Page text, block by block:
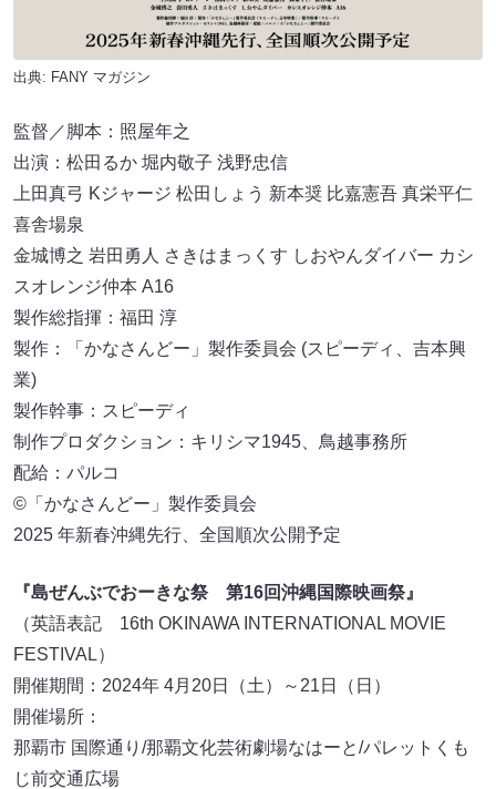
出典: FANY マガジン
監督／脚本：照屋年之
出演：松田るか 堀内敬子 浅野忠信
上田真弓 Kジャージ 松田しょう 新本奨 比嘉憲吾 真栄平仁
喜舎場泉
金城博之 岩田勇人 さきはまっくす しおやんダイバー カシ
スオレンジ仲本 A16
製作総指揮：福田 淳
製作：「かなさんどー」製作委員会 (スピーディ、吉本興
業)
製作幹事：スピーディ
制作プロダクション：キリシマ1945、鳥越事務所
配給：パルコ
©「かなさんどー」製作委員会
2025 年新春沖縄先⾏、全国順次公開予定
『島ぜんぶでおーきな祭 第16回沖縄国際映画祭』
（英語表記 16th OKINAWA INTERNATIONAL MOVIE
FESTIVAL）
開催期間：2024年 4月20日（土）～21日（日）
開催場所：
那覇市 国際通り/那覇文化芸術劇場なはーと/パレットくも
じ前交通広場